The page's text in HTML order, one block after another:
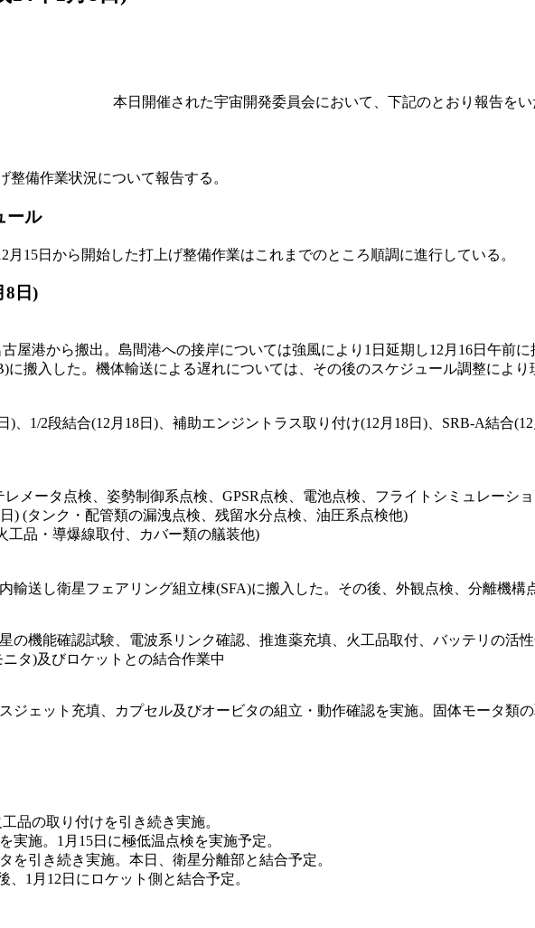
本日開催された宇宙開発委員会において、下記のとおり報告をい
備作業状況について報告する。
ール
15日から開始した打上げ整備作業はこれまでのところ順調に進行している。
8日)
屋港から搬出。島間港への接岸については強風により1日延期し12月16日午前
に搬入した。機体輸送による遅れについては、その後のスケジュール調整により
)、1/2段結合(12月18日)、補助エンジントラス取り付け(12月18日)、SRB-A結合
レメータ点検、姿勢制御系点検、GPSR点検、電池点検、フライトシミュレーシ
) (タンク・配管類の漏洩点検、残留水分点検、油圧系点検他)
工品・導爆線取付、カバー類の艤装他)
輸送し衛星フェアリング組立棟(SFA)に搬入した。その後、外観点検、分離機構
の機能確認試験、電波系リンク確認、推進薬充填、火工品取付、バッテリの活
タ)及びロケットとの結合作業中
ジェット充填、カプセル及びオービタの組立・動作確認を実施。固体モータ類
品の取り付けを引き続き実施。
実施。1月15日に極低温点検を実施予定。
を引き続き実施。本日、衛星分離部と結合予定。
1月12日にロケット側と結合予定。